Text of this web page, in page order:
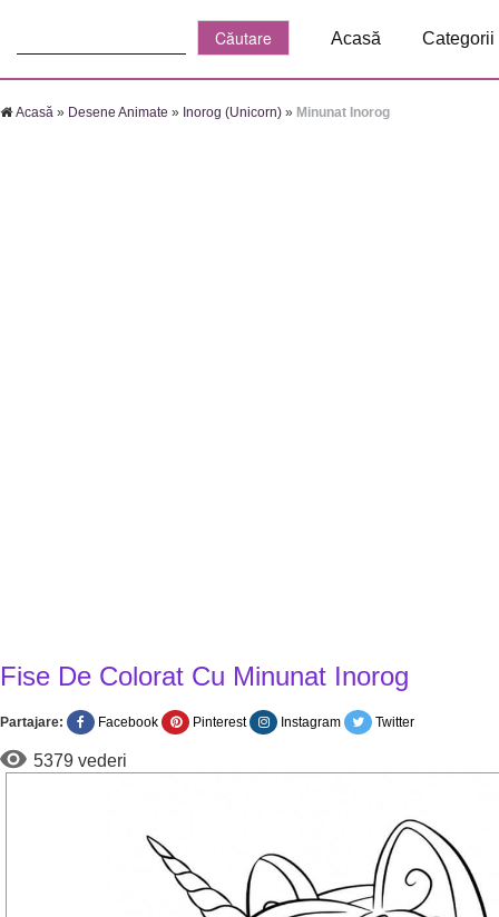
Acasă Categorii
Acasă » Desene Animate » Inorog (Unicorn) » Minunat Inorog
Fise De Colorat Cu Minunat Inorog
Partajare: Facebook Pinterest Instagram Twitter
5379 vederi